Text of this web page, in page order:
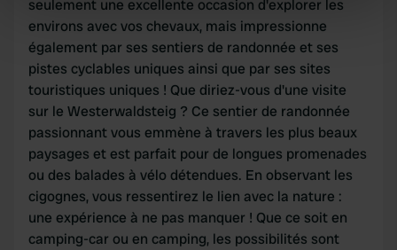
specific characteristics (fingerprinting)
Find out more about how your personal data is processed
and set your preferences in thedetails section
We use cookies to personalise content and ads, to
provide social media features and to analyse our traffic.
We also share information about your use of our site with
our social media, advertising and analytics partners who
may combine it with other information that you’ve
provided to them or that they’ve collected from your use
of their services.
seulement une excellente occasion d'explorer les
environs avec vos chevaux, mais impressionne
également par ses sentiers de randonnée et ses
pistes cyclables uniques ainsi que par ses sites
touristiques uniques ! Que diriez-vous d'une visite
sur le Westerwaldsteig ? Ce sentier de randonnée
passionnant vous emmène à travers les plus beaux
paysages et est parfait pour de longues promenades
ou des balades à vélo détendues. En observant les
cigognes, vous ressentirez le lien avec la nature :
une expérience à ne pas manquer ! Que ce soit en
camping-car ou en camping, les possibilités sont